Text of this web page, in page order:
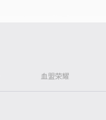
血盟荣耀